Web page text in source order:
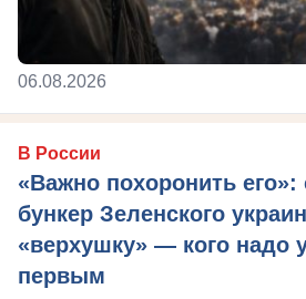
06.08.2026
В России
«Важно похоронить его»:
бункер Зеленского
«верхушку» — кого надо
первым